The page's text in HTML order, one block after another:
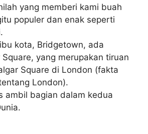
yang memberi kami buah
populer dan enak seperti
kota, Bridgetown, ada
yang merupakan tiruan
Square di London (fakta
London).
ambil bagian dalam kedua